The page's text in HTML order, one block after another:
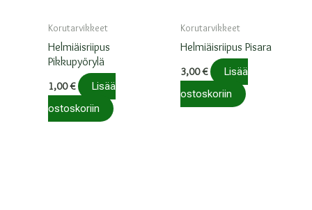
Korutarvikkeet
Helmiäisriipus
Pikkupyörylä
1,00€
Lisää
ostoskoriin
Korutarvikkeet
Helmiäisriipus Pisara
3,00€
Lisää
ostoskoriin